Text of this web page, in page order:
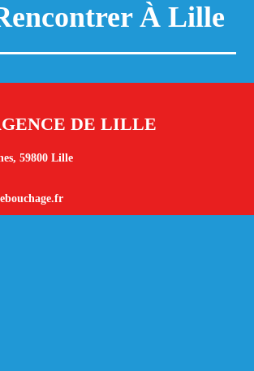
À Lille
DE LILLE
59800 Lille